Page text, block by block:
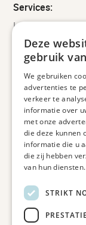
Services:
Retourbeleid
Informatie
Veelgestelde
Duurzaam
Contact
Etienne de
3711 CH,
Nederland
0343 78 58 00
Deze
gebruik
We gebruiken
advertenties te
verkeer te
informatie over
met onze
die deze kunnen
informatie die u
die zij hebben
van hun diensten.
STRIKT
PRESTATIE